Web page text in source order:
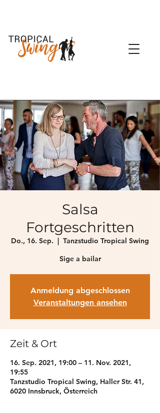
Salsa
Fortgeschritten
Do., 16. Sep.
  |
Tanzstudio Tropical Swing
Sige a bailar
Anmeldung abgeschlossen
Veranstaltungen ansehen
Zeit & Ort
16. Sep. 2021, 19:00 – 11. Nov. 2021,
19:55
Tanzstudio Tropical Swing, Haller Str. 41,
6020 Innsbruck, Österreich